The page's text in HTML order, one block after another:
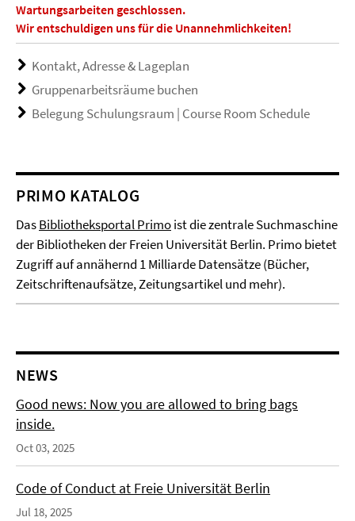
Wartungsarbeiten geschlossen.
Wir entschuldigen uns für die Unannehmlichkeiten!
Kontakt, Adresse & Lageplan
Gruppenarbeitsräume buchen
Belegung Schulungsraum | Course Room Schedule
PRIMO KATALOG
DasBibliotheksportal Primoist die zentrale Suchmaschine
der Bibliotheken der Freien Universität Berlin. Primo bietet
Zugriff auf annähernd 1 Milliarde Datensätze (Bücher,
Zeitschriftenaufsätze, Zeitungsartikel und mehr).
NEWS
Good news: Now you are allowed to bring bags
inside.
Oct 03, 2025
Code of Conduct at Freie Universität Berlin
Jul 18, 2025